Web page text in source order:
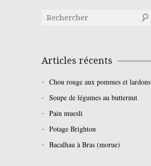
Articles récents
Chou rouge aux pommes et lardons
Soupe de légumes au butternut
Pain muesli
Potage Brighton
Bacalhau à Bras (morue)